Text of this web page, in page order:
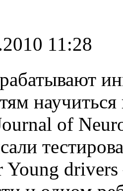
11:28
научиться
of